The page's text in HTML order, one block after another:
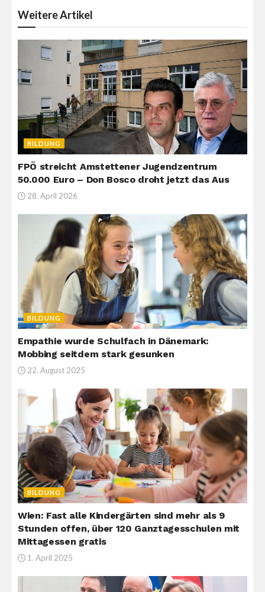
WeitereArtikel
BILDUNG
FPÖ streicht Amstettener Jugendzentrum
50.000 Euro – Don Bosco droht jetzt das Aus
28. April 2026
BILDUNG
Empathie wurde Schulfach in Dänemark:
Mobbing seitdem stark gesunken
22. August 2025
BILDUNG
Wien: Fast alle Kindergärten sind mehr als 9
Stunden offen, über 120 Ganztagesschulen mit
Mittagessen gratis
1. April 2025